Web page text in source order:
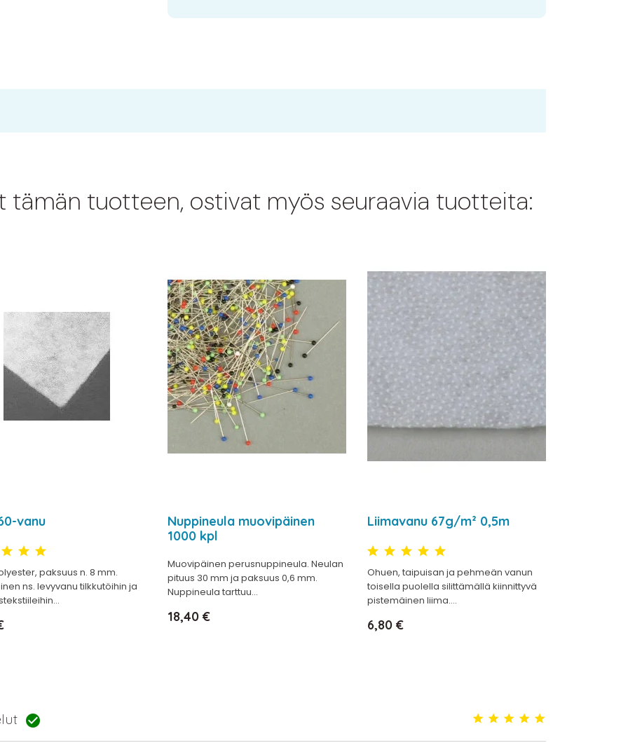
tämän tuotteen, ostivat myös seuraavia tuotteita:
vanu
paksuus n. 8 mm.
ns. levyvanu tilkkutöihin ja
Nuppineula muovipäinen
1000 kpl
Muovipäinen perusnuppineula. Neulan
pituus 30 mm ja paksuus 0,6 mm.
Nuppineula tarttuu...
Hinta
18,40 €
Liimavanu 67g/m² 0,5m
Ohuen, taipuisan ja pehmeän vanun
toisella puolella silittämällä kiinnittyvä
pistemäinen liima....
Hinta
6,80 €
